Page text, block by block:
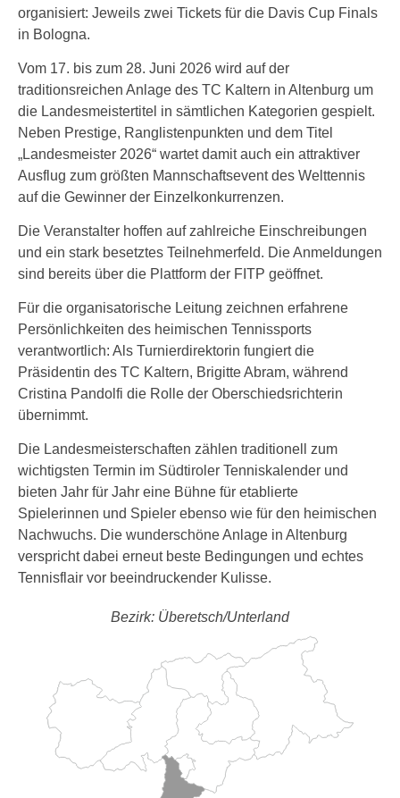
organisiert: Jeweils zwei Tickets für die Davis Cup Finals
in Bologna.
Vom 17. bis zum 28. Juni 2026 wird auf der
traditionsreichen Anlage des TC Kaltern in Altenburg um
die Landesmeistertitel in sämtlichen Kategorien gespielt.
Neben Prestige, Ranglistenpunkten und dem Titel
„Landesmeister 2026“ wartet damit auch ein attraktiver
Ausflug zum größten Mannschaftsevent des Welttennis
auf die Gewinner der Einzelkonkurrenzen.
Die Veranstalter hoffen auf zahlreiche Einschreibungen
und ein stark besetztes Teilnehmerfeld. Die Anmeldungen
sind bereits über die Plattform der FITP geöffnet.
Für die organisatorische Leitung zeichnen erfahrene
Persönlichkeiten des heimischen Tennissports
verantwortlich: Als Turnierdirektorin fungiert die
Präsidentin des TC Kaltern, Brigitte Abram, während
Cristina Pandolfi die Rolle der Oberschiedsrichterin
übernimmt.
Die Landesmeisterschaften zählen traditionell zum
wichtigsten Termin im Südtiroler Tenniskalender und
bieten Jahr für Jahr eine Bühne für etablierte
Spielerinnen und Spieler ebenso wie für den heimischen
Nachwuchs. Die wunderschöne Anlage in Altenburg
verspricht dabei erneut beste Bedingungen und echtes
Tennisflair vor beeindruckender Kulisse.
Bezirk: Überetsch/Unterland